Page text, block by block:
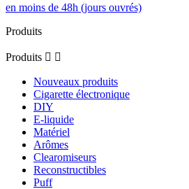
en moins de 48h (jours ouvrés)
Produits
Produits  
Nouveaux produits
Cigarette électronique
DIY
E-liquide
Matériel
Arômes
Clearomiseurs
Reconstructibles
Puff